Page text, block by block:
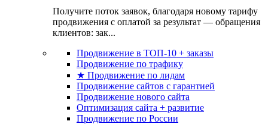
Получите поток заявок, благодаря новому тарифу
продвижения с оплатой за результат — обращения
клиентов: зак...
Продвижение в ТОП-10 + заказы
Продвижение по трафику
★ Продвижение по лидам
Продвижение сайтов с гарантией
Продвижение нового сайта
Оптимизация сайта + развитие
Продвижение по России